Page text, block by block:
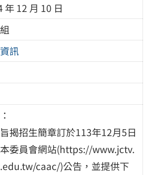
年 12 月 10 日
訊
揭招生簡章訂於113年12月5日
委員會網站(https://www.jctv.
caac/)公告，並提供下